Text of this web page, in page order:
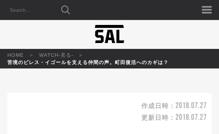
HOME
WATCH-見る-
苦境のピレス・イゴールを支える仲間の声。町田復活へのカギは？
作成日時： 2018.07.27
更新日時： 2018.07.27